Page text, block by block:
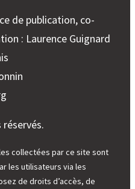
de publication, co-
: Laurence Guignard
réservés.
collectées par ce site sont
les utilisateurs via les
de droits d’accès, de